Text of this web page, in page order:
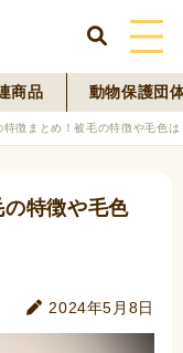
商品 動物保護団
特徴まとめ！被毛の特徴や毛色は
特徴や毛色
2024年5月8日